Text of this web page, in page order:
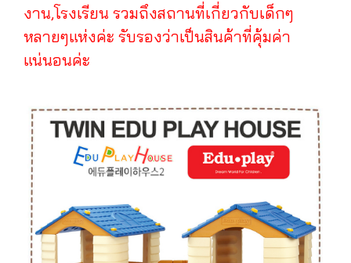
งาน,โรงเรียน รวมถึงสถานที่เกี่ยวกับเด็กๆ
หลายๆแห่งค่ะ รับรองว่าเป็นสินค้าที่คุ้มค่า
แน่นอนค่ะ